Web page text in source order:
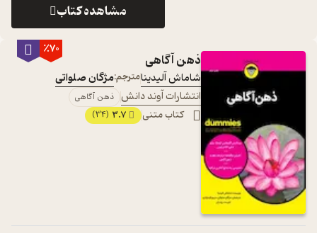
مشاهده کتاب
٪70
ذهن آگاهی
شاماش آلیدینامترجم:مژگان صلواتی
انتشارات آوند دانش ذهن آگاهی
کتاب متنی 3.7
(34)